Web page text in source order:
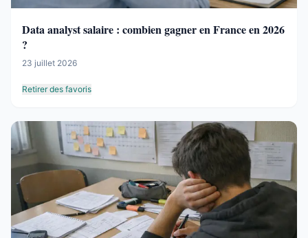
Data analyst salaire : combien gagner en France en 2026
?
23 juillet 2026
Retirer des favoris